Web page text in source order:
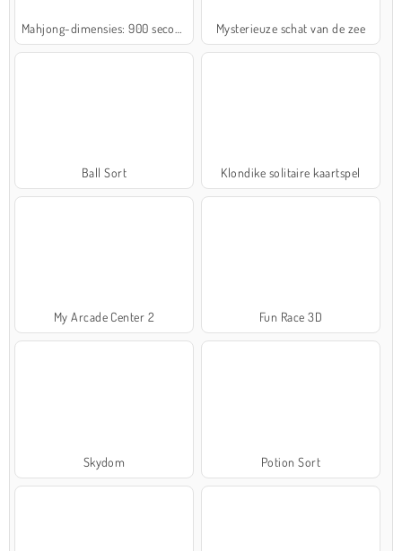
Mysterieuze schat van de zee
Ball Sort Klondike solitaire kaartspel
My Arcade Center 2 Fun Race 3D
Skydom Potion Sort